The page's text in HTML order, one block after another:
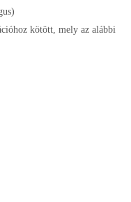
kötött, mely az alábbi